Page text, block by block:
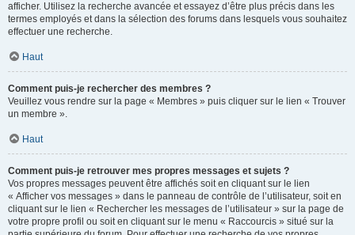
afficher. Utilisez la recherche avancée et essayez d’être plus précis dans les
termes employés et dans la sélection des forums dans lesquels vous souhaitez
effectuer une recherche.
Haut
Comment puis-je rechercher des membres ?
Veuillez vous rendre sur la page « Membres » puis cliquer sur le lien « Trouver
un membre ».
Haut
Comment puis-je retrouver mes propres messages et sujets ?
Vos propres messages peuvent être affichés soit en cliquant sur le lien
« Afficher vos messages » dans le panneau de contrôle de l’utilisateur, soit en
cliquant sur le lien « Rechercher les messages de l’utilisateur » sur la page de
votre propre profil ou soit en cliquant sur le menu « Raccourcis » situé sur la